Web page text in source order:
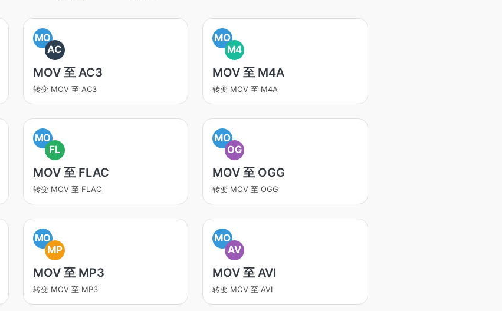
MO
AC
MOV 至 AC3
转变 MOV 至 AC3
MO
M4
MOV 至 M4A
转变 MOV 至 M4A
MO
FL
MOV 至 FLAC
转变 MOV 至 FLAC
MO
OG
MOV 至 OGG
转变 MOV 至 OGG
MO
MP
MOV 至 MP3
转变 MOV 至 MP3
MO
AV
MOV 至 AVI
转变 MOV 至 AVI